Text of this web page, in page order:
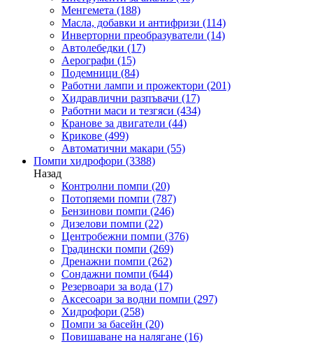
Менгемета (188)
Масла, добавки и антифризи (114)
Инверторни преобразуватели (14)
Автолебедки (17)
Аерографи (15)
Подемници (84)
Работни лампи и прожектори (201)
Хидравлични разпъвачи (17)
Работни маси и тезгяси (434)
Кранове за двигатели (44)
Крикове (499)
Автоматични макари (55)
Помпи хидрофори (3388)
Назад
Контролни помпи (20)
Потопяеми помпи (787)
Бензинови помпи (246)
Дизелови помпи (22)
Центробежни помпи (376)
Градински помпи (269)
Дренажни помпи (262)
Сондажни помпи (644)
Резервоари за вода (17)
Аксесоари за водни помпи (297)
Хидрофори (258)
Помпи за басейн (20)
Повишаване на налягане (16)